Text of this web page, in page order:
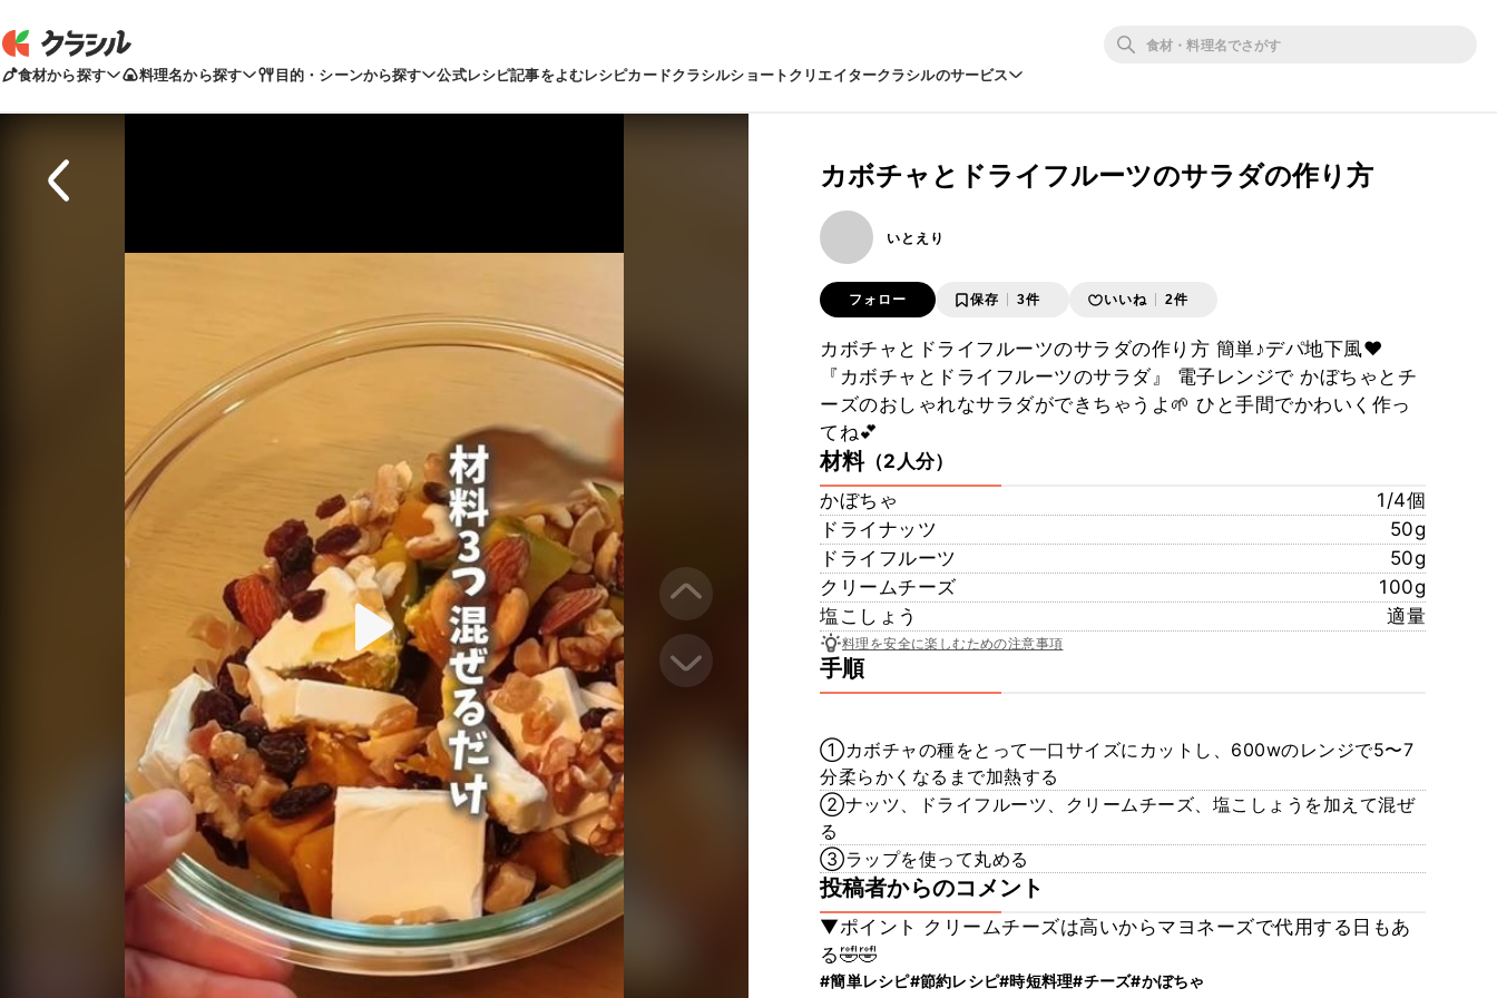
食材から探す 料理名から探す 目的・シーンから探す 公式レシピ記事をよむレシピカードクラシルショートクリエイタークラシルのサービス
カボチャとドライフルーツのサラダの作り方
いとえり
フォロー 保存 3件 いいね 2件
カボチャとドライフルーツのサラダの作り方 簡単♪デパ地下風❤
『カボチャとドライフルーツのサラダ』 電子レンジで かぼちゃとチ
ーズのおしゃれなサラダができちゃうよ🌱 ひと手間でかわいく作っ
てね💕
材料（2人分）
かぼちゃ
1/4個
ドライナッツ
50g
ドライフルーツ
50g
クリームチーズ
100g
塩こしょう
適量
料理を安全に楽しむための注意事項
手順
①カボチャの種をとって一口サイズにカットし、600wのレンジで5〜7
分柔らかくなるまで加熱する
②ナッツ、ドライフルーツ、クリームチーズ、塩こしょうを加えて混ぜ
る
③ラップを使って丸める
投稿者からのコメント
▼ポイント クリームチーズは高いからマヨネーズで代用する日もあ
る🤣🤣
#簡単レシピ#節約レシピ#時短料理#チーズ#かぼちゃ